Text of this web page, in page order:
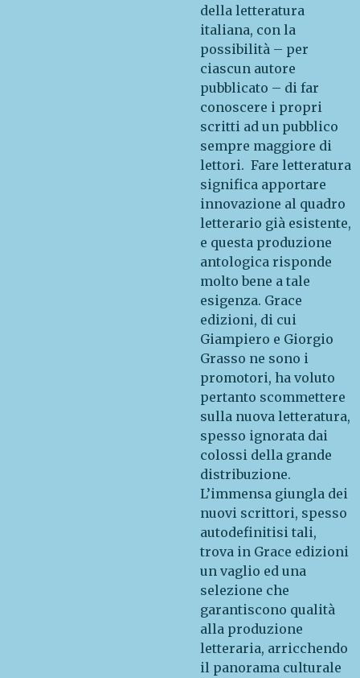
della letteratura
italiana, con la
possibilità – per
ciascun autore
pubblicato – di far
conoscere i propri
scritti ad un pubblico
sempre maggiore di
lettori. Fare letteratura
significa apportare
innovazione al quadro
letterario già esistente,
e questa produzione
antologica risponde
molto bene a tale
esigenza. Grace
edizioni, di cui
Giampiero e Giorgio
Grasso ne sono i
promotori, ha voluto
pertanto scommettere
sulla nuova letteratura,
spesso ignorata dai
colossi della grande
distribuzione.
L’immensa giungla dei
nuovi scrittori, spesso
autodefinitisi tali,
trova in Grace edizioni
un vaglio ed una
selezione che
garantiscono qualità
alla produzione
letteraria, arricchendo
il panorama culturale